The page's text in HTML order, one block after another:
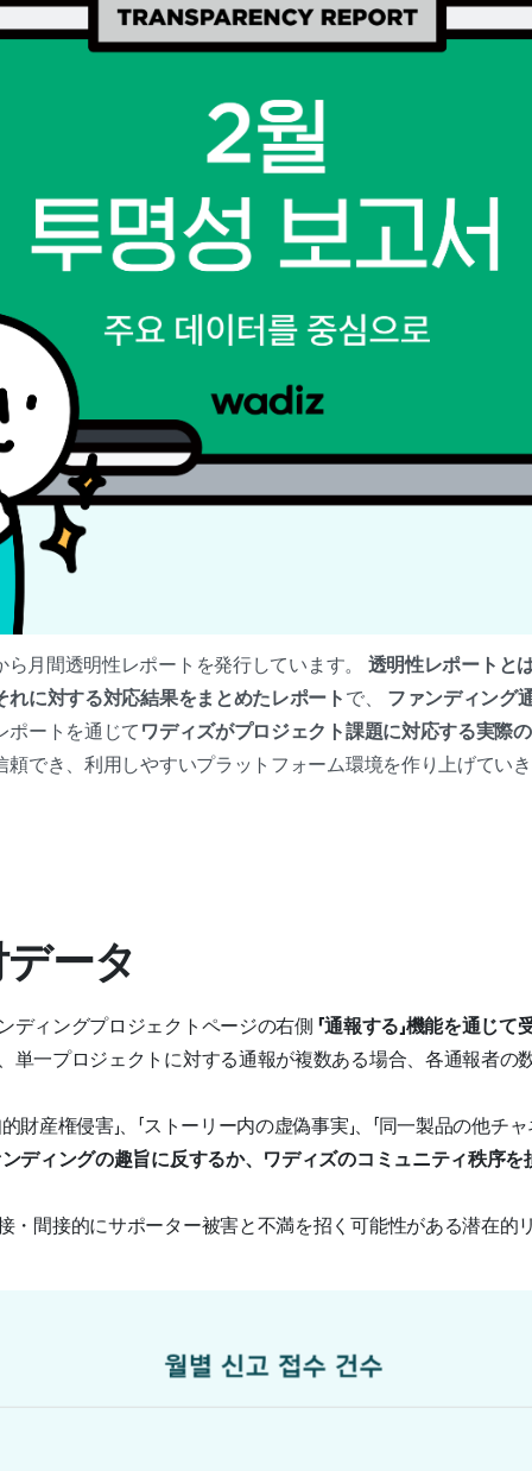
月間透明性レポートを発行しています。 透明性レポートと
れに対する対応結果をまとめたレポート で、 ファンディング
ポートを通じて ワディズがプロジェクト課題に対応する実際
頼でき、利用しやすいプラットフォーム環境を作り上げてい
ータ
ディングプロジェクトページの右側 「通報する」機能を通じ
単一プロジェクトに対する通報が複数ある場合、各通報者の
的財産権侵害」、「ストーリー内の虚偽事実」、「同一製品の他チ
ディングの趣旨に反するか、ワディズのコミュニティ秩序を
・間接的にサポーター被害と不満を招く可能性がある潜在的